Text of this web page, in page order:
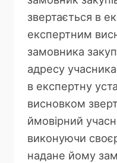
звертається в
експертним
замовника
адресу учасника
в експертну
висновком
ймовірний
виконуючи
надане йому